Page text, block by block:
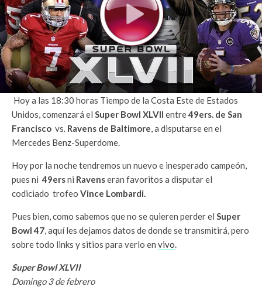
Hoy a las 18:30 horas Tiempo de la Costa Este de Estados
Unidos, comenzará el Super Bowl XLVII entre49ers. de San
Francisco vs. Ravens de Baltimore , a disputarse en el
Mercedes Benz-Superdome.
Hoy por la noche tendremos un nuevo e inesperado campeón,
pues ni49ersni Ravenseran favoritos a disputar el
codiciado trofeo Vince Lombardi.
Pues bien, como sabemos que no se quieren perder el Super
Bowl 47 , aquí les dejamos datos de donde se transmitirá, pero
sobre todo links y sitios para verlo en vivo
Super Bowl XLVII
Domingo 3 de febrero